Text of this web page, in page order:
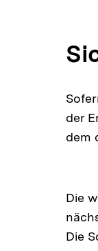
der
dem
Die
Die